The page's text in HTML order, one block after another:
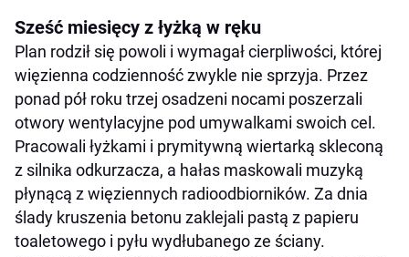
Sześć miesięcy z łyżką w ręku
Plan rodził się powoli i wymagał cierpliwości, której
więzienna codzienność zwykle nie sprzyja. Przez
ponad pół roku trzej osadzeni nocami poszerzali
otwory wentylacyjne pod umywalkami swoich cel.
Pracowali łyżkami i prymitywną wiertarką skleconą
z silnika odkurzacza, a hałas maskowali muzyką
płynącą z więziennych radioodbiorników. Za dnia
ślady kruszenia betonu zaklejali pastą z papieru
toaletowego i pyłu wydłubanego ze ściany.